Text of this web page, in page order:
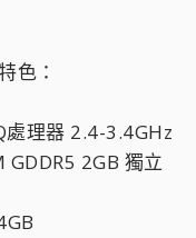
色：
理器 2.4-3.4GHz
2GB 獨立